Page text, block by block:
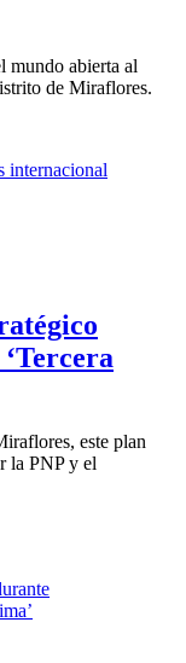
mundo abierta al
de Miraflores.
este plan
la PNP y el